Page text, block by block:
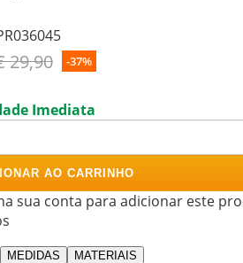
29,90 -37%
Imediata
AO CARRINHO
sua conta para adicionar este
MEDIDAS MATERIAIS